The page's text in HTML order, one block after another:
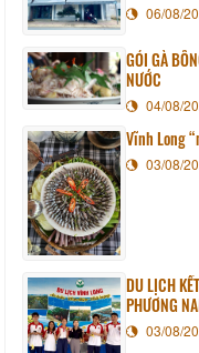
06/08/
GỎI GÀ
NƯỚC
04/08/
Vĩnh Long
03/08/
DU LỊCH
PHƯƠNG
03/08/